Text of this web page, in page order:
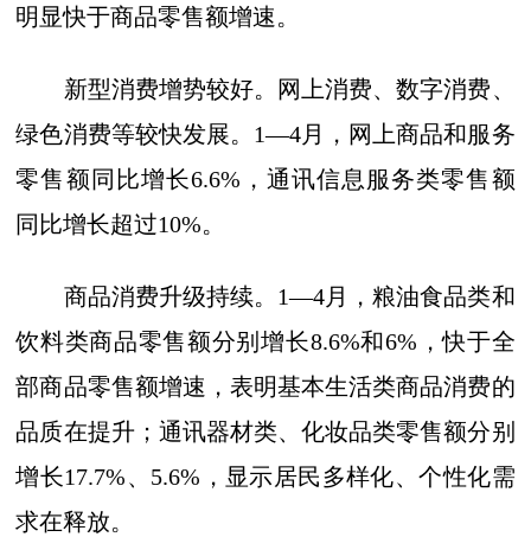
明显快于商品零售额增速。
新型消费增势较好。网上消费、数字消费、
绿色消费等较快发展。1—4月，网上商品和服务
零售额同比增长6.6%，通讯信息服务类零售额
同比增长超过10%。
商品消费升级持续。1—4月，粮油食品类和
饮料类商品零售额分别增长8.6%和6%，快于全
部商品零售额增速，表明基本生活类商品消费的
品质在提升；通讯器材类、化妆品类零售额分别
增长17.7%、5.6%，显示居民多样化、个性化需
求在释放。